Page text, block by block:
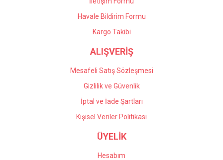
Havale Bildirim Formu
Kargo Takibi
ALIŞVERİŞ
Mesafeli Satış Sözleşmesi
Gizlilik ve Güvenlik
İptal ve İade Şartları
Kişisel Veriler Politikası
ÜYELİK
Hesabım